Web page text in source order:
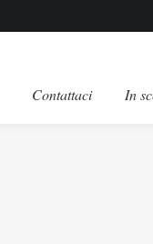
Contattaci In